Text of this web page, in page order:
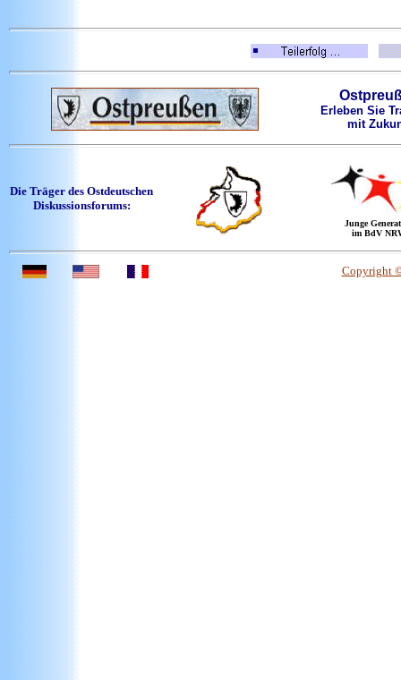
Erleben Sie
mit
Die Träger des Ostdeutschen
Diskussionsforums:
Junge
im BdV
Copyright